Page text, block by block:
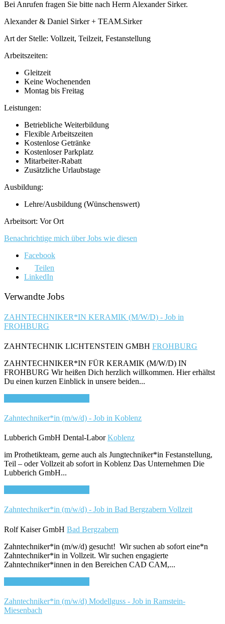
Bei Anrufen fragen Sie bitte nach Herrn Alexander Sirker.
Alexander & Daniel Sirker + TEAM.Sirker
Art der Stelle: Vollzeit, Teilzeit, Festanstellung
Arbeitszeiten:
Gleitzeit
Keine Wochenenden
Montag bis Freitag
Leistungen:
Betriebliche Weiterbildung
Flexible Arbeitszeiten
Kostenlose Getränke
Kostenloser Parkplatz
Mitarbeiter-Rabatt
Zusätzliche Urlaubstage
Ausbildung:
Lehre/Ausbildung (Wünschenswert)
Arbeitsort: Vor Ort
Benachrichtige mich über Jobs wie diesen
Facebook
Teilen
LinkedIn
Verwandte Jobs
ZAHNTECHNIKER*IN KERAMIK (M/W/D) - Job in
FROHBURG
ZAHNTECHNIK LICHTENSTEIN GMBH FROHBURG
ZAHNTECHNIKER*IN FÜR KERAMIK (M/W/D) IN
FROHBURG Wir heißen Dich herzlich willkommen. Hier erhältst
Du einen kurzen Einblick in unsere beiden...
Zahntechniker*in (m/w/d) - Job in Koblenz
Lubberich GmbH Dental-Labor Koblenz
im Prothetikteam, gerne auch als Jungtechniker*in Festanstellung,
Teil – oder Vollzeit ab sofort in Koblenz Das Unternehmen Die
Lubberich GmbH...
Zahntechniker*in (m/w/d) - Job in Bad Bergzabern Vollzeit
Rolf Kaiser GmbH Bad Bergzabern
Zahntechniker*in (m/w/d) gesucht! Wir suchen ab sofort eine*n
Zahntechniker*in in Vollzeit. Wir suchen engagierte
Zahntechniker*innen in den Bereichen CAD CAM,...
Zahntechniker*in (m/w/d) Modellguss - Job in Ramstein-
Miesenbach